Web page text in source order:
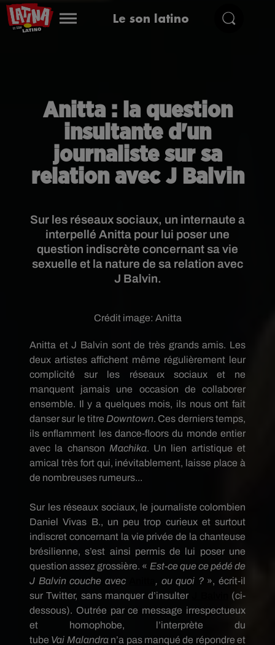
Le son latino
Anitta : la question
insultante d'un
journaliste sur sa
relation avec J Balvin
Sur les réseaux sociaux, un internaute a
interpellé Anitta pour lui poser une
question indiscrète concernant sa vie
sexuelle et la nature de sa relation avec
J Balvin.
Crédit image: Anitta
Anitta et J Balvin sont de très grands amis. Les
deux artistes affichent même régulièrement leur
complicité sur les réseaux sociaux et ne
manquent jamais une occasion de collaborer
ensemble. Il y a quelques mois, ils nous ont fait
danser sur le titre Downtown. Ces derniers temps,
ils enflamment les dance-floors du monde entier
avec la chanson Machika. Un lien artistique et
amical très fort qui, inévitablement, laisse place à
de nombreuses rumeurs...
Sur les réseaux sociaux, le journaliste colombien
Daniel Vivas B., un peu trop curieux et surtout
indiscret concernant la vie privée de la chanteuse
brésilienne, s’est ainsi permis de lui poser une
question assez grossière. « Est-ce que ce pédé de
J Balvincouche avec , ou quoi ? », écrit-il
sur Twitter, sans manquer d’insulter
(ci-
dessous). Outrée par ce message irrespectueux
et homophobe, l’interprète du
tube Vai Malandra n’a pas manqué de répondre et